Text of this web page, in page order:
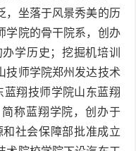
，坐落于风景秀美的历
学院的骨干院系，创办
学历史；挖掘机培训
技师学院郑州发达技术
翔技师学院山东蓝翔
称蓝翔学院，创办于
社会保障部批准成立